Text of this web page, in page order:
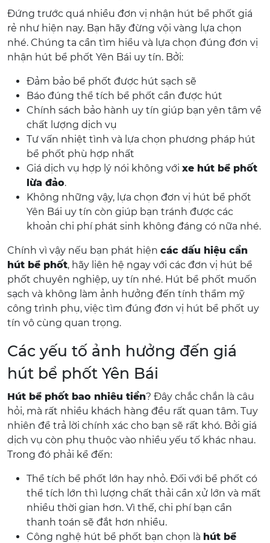
Đứng trước quá nhiều đơn vị nhận hút bể phốt giá
rẻ như hiện nay. Bạn hãy đừng vội vàng lựa chọn
nhé. Chúng ta cần tìm hiểu và lựa chọn đúng đơn vị
nhận hút bể phốt Yên Bái uy tín. Bởi:
Đảm bảo bể phốt được hút sạch sẽ
Báo đúng thể tích bể phốt cần được hút
Chính sách bảo hành uy tín giúp bạn yên tâm về
chất lượng dịch vụ
Tư vấn nhiệt tình và lựa chọn phương pháp hút
bể phốt phù hợp nhất
Giá dịch vụ hợp lý nói không với xe hút bể phốt
lừa đảo.
Không những vậy, lựa chọn đơn vị hút bể phốt
Yên Bái uy tín còn giúp bạn tránh được các
khoản chi phí phát sinh không đáng có nữa nhé.
Chính vì vậy nếu bạn phát hiện các dấu hiệu cần
hút bể phốt, hãy liên hệ ngay với các đơn vị hút bể
phốt chuyên nghiệp, uy tín nhé. Hút bể phốt muốn
sạch và không làm ảnh hưởng đến tính thẩm mỹ
công trình phụ, việc tìm đúng đơn vị hút bể phốt uy
tín vô cùng quan trọng.
Các yếu tố ảnh hưởng đến giá
hút bể phốt Yên Bái
Hút bể phốt bao nhiêu tiền? Đây chắc chắn là câu
hỏi, mà rất nhiều khách hàng đều rất quan tâm. Tuy
nhiên để trả lời chính xác cho bạn sẽ rất khó. Bởi giá
dịch vụ còn phụ thuộc vào nhiều yếu tố khác nhau.
Trong đó phải kể đến:
Thể tích bể phốt lớn hay nhỏ. Đối với bể phốt có
thể tích lớn thì lượng chất thải cần xử lớn và mất
nhiều thời gian hơn. Vì thế, chi phí bạn cần
thanh toán sẽ đắt hơn nhiều.
Công nghệ hút bể phốt bạn chọn là hút bể